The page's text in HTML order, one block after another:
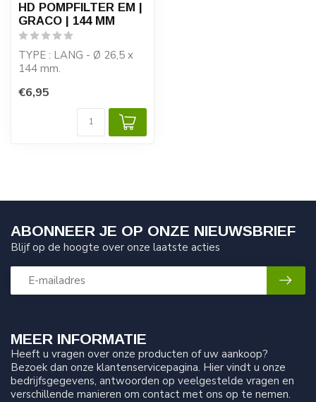
HD POMPFILTER EM |
GRACO | 144 MM
TYPE : LANG - Ø 26,5 x
144 mm.
ZEEFMATEN : 15-30-60-
80-100-150-200 MESH
€6,95
MEER INFORMATIE
Heeft u vragen over onze producten of uw aankoop?
Bezoek dan onze klantenservicepagina. Hier vindt u onze
bedrijfsgegevens, antwoorden op veelgestelde vragen en
verschillende manieren om contact met ons op te nemen.
ABONNEER JE OP ONZE NIEUWSBRIEF
Blijf op de hoogte over onze laatste acties